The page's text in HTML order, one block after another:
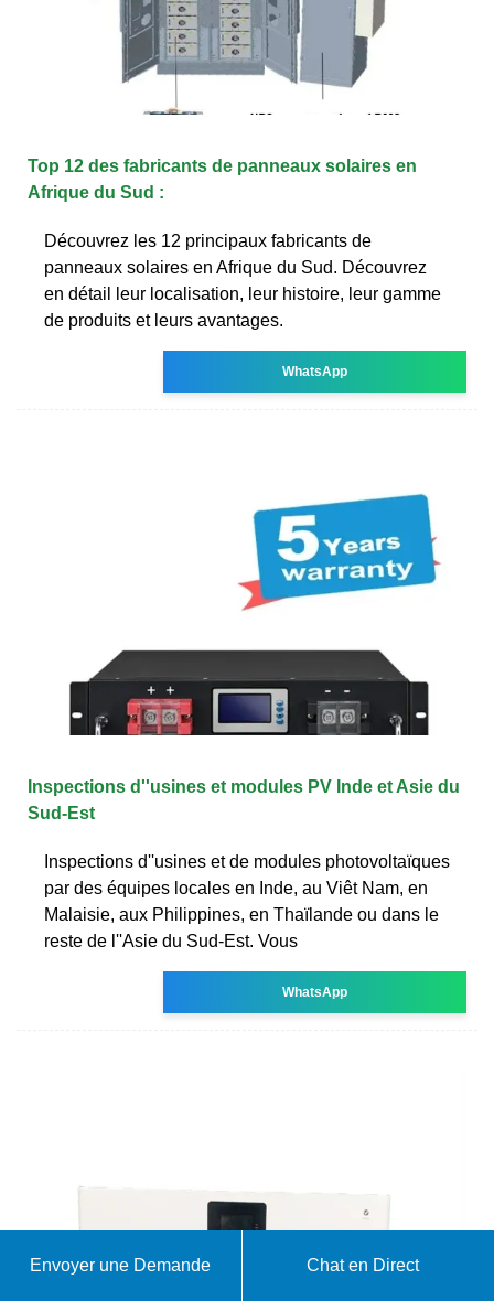
Top 12 des fabricants de panneaux solaires en
Afrique du Sud :
Découvrez les 12 principaux fabricants de
panneaux solaires en Afrique du Sud. Découvrez
en détail leur localisation, leur histoire, leur gamme
de produits et leurs avantages.
WhatsApp
Inspections d''usines et modules PV Inde et Asie du
Sud-Est
Inspections d''usines et de modules photovoltaïques
par des équipes locales en Inde, au Viêt Nam, en
Malaisie, aux Philippines, en Thaïlande ou dans le
reste de l''Asie du Sud-Est. Vous
WhatsApp
Envoyer une Demande Chat en Direct